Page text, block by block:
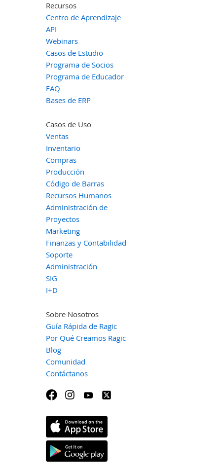
Recursos
Centro de Aprendizaje
API
Webinars
Casos de Estudio
Programa de Socios
Programa de Educador
FAQ
Bases de ERP
Casos de Uso
Ventas
Inventario
Compras
Producción
Código de Barras
Recursos Humanos
Administración de
Proyectos
Marketing
Finanzas y Contabilidad
Soporte
Administración
SIG
I+D
Sobre Nosotros
Guía Rápida de Ragic
Por Qué Creamos Ragic
Blog
Comunidad
Contáctanos